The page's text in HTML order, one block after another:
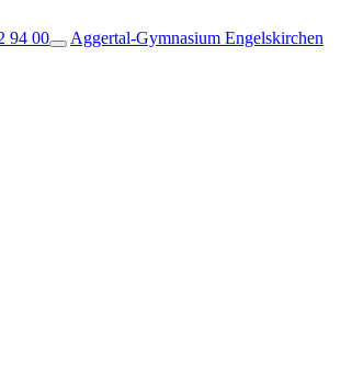
Toggle navigation
Aggertal-Gymnasium Engelskirchen